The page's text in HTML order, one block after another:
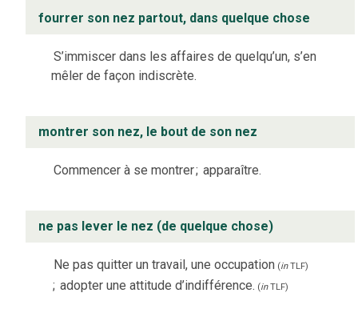
fourrer son nez partout, dans quelque chose
S’immiscer dans les affaires de quelqu’un, s’en
mêler de façon indiscrète.
montrer son nez, le bout de son nez
Commencer à se montrer; apparaître.
ne pas lever le nez (de quelque chose)
Ne pas quitter un travail, une occupation (inTLF)
; adopter une attitude d’indifférence. (inTLF)